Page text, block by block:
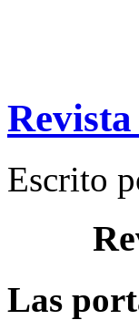
Escrito
Las